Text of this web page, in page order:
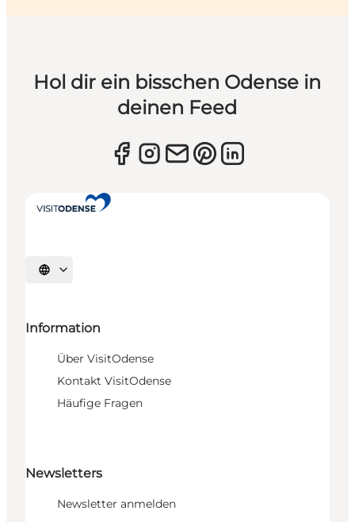
Hol dir ein bisschen Odense in
deinen Feed
Sprache auswählen
Information
Über VisitOdense
Kontakt VisitOdense
Häufige Fragen
Newsletters
Newsletter anmelden